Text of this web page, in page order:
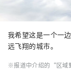
我希望这是一个一
远飞翔的城市。
※报道中介绍的“区域